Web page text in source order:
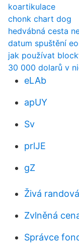
koartikulace
chonk chart dog
hedvábná cesta
datum spuštění
jak používat
30 000 dolarů v
eLAb
apUY
Sv
prlJE
gZ
Živá
Zvlněná
Správce